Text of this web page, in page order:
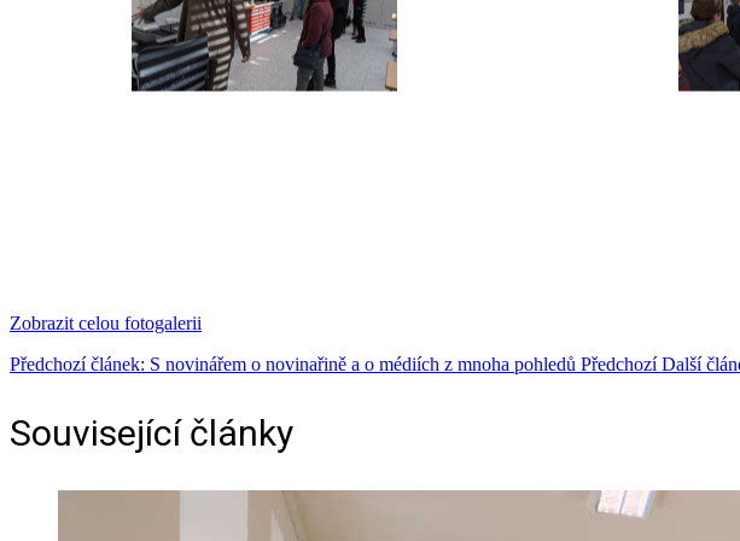
Zobrazit celou fotogalerii
Předchozí článek: S novinářem o novinařině a o médiích z mnoha pohledů Předchozí Další
Související články